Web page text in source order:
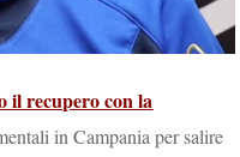
il recupero con la
in Campania per salire